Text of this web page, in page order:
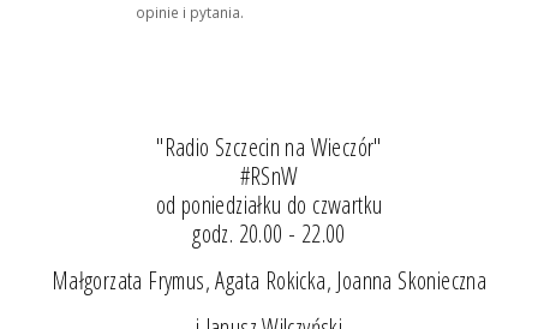
opinie i pytania.
"Radio Szczecin na Wieczór"
#RSnW
od poniedziałku do czwartku
godz. 20.00 - 22.00
Małgorzata Frymus, Agata Rokicka, Joanna Skonieczna